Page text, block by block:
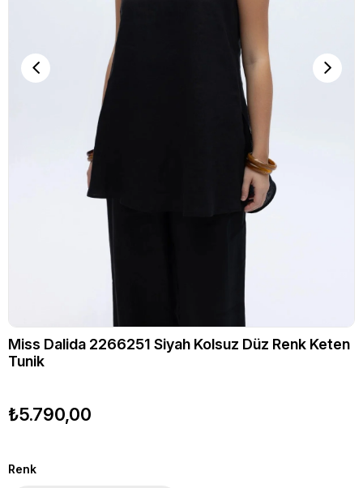
Miss Dalida 2266251 Siyah Kolsuz Düz Renk Keten
Tunik
₺5.790,00
Renk